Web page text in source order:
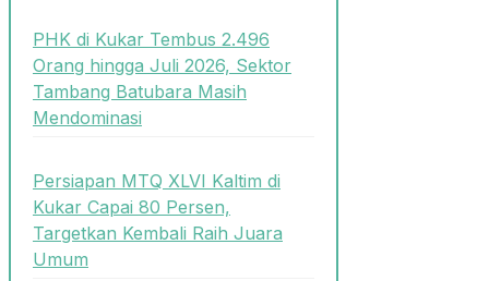
PHK di Kukar Tembus 2.496
Orang hingga Juli 2026, Sektor
Tambang Batubara Masih
Mendominasi
Persiapan MTQ XLVI Kaltim di
Kukar Capai 80 Persen,
Targetkan Kembali Raih Juara
Umum